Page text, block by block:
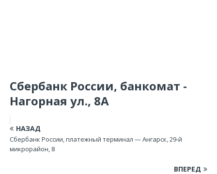
Сбербанк России, банкомат -
Нагорная ул., 8А
НАЗАД
Сбербанк России, платежный терминал — Ангарск, 29-й
микрорайон, 8
ВПЕРЕД